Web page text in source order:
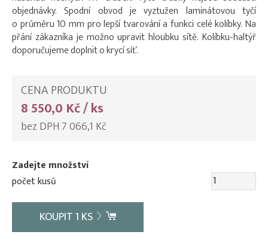
objednávky. Spodní obvod je vyztužen laminátovou tyčí
o průměru 10 mm pro lepší tvarování a funkci celé kolíbky. Na
přání zákazníka je možno upravit hloubku sítě. Kolíbku-haltýř
doporučujeme doplnit o krycí síť.
CENA PRODUKTU
8 550,0 Kč / ks
bez DPH 7 066,1 Kč
Zadejte množství
počet kusů
KOUPIT1 KS